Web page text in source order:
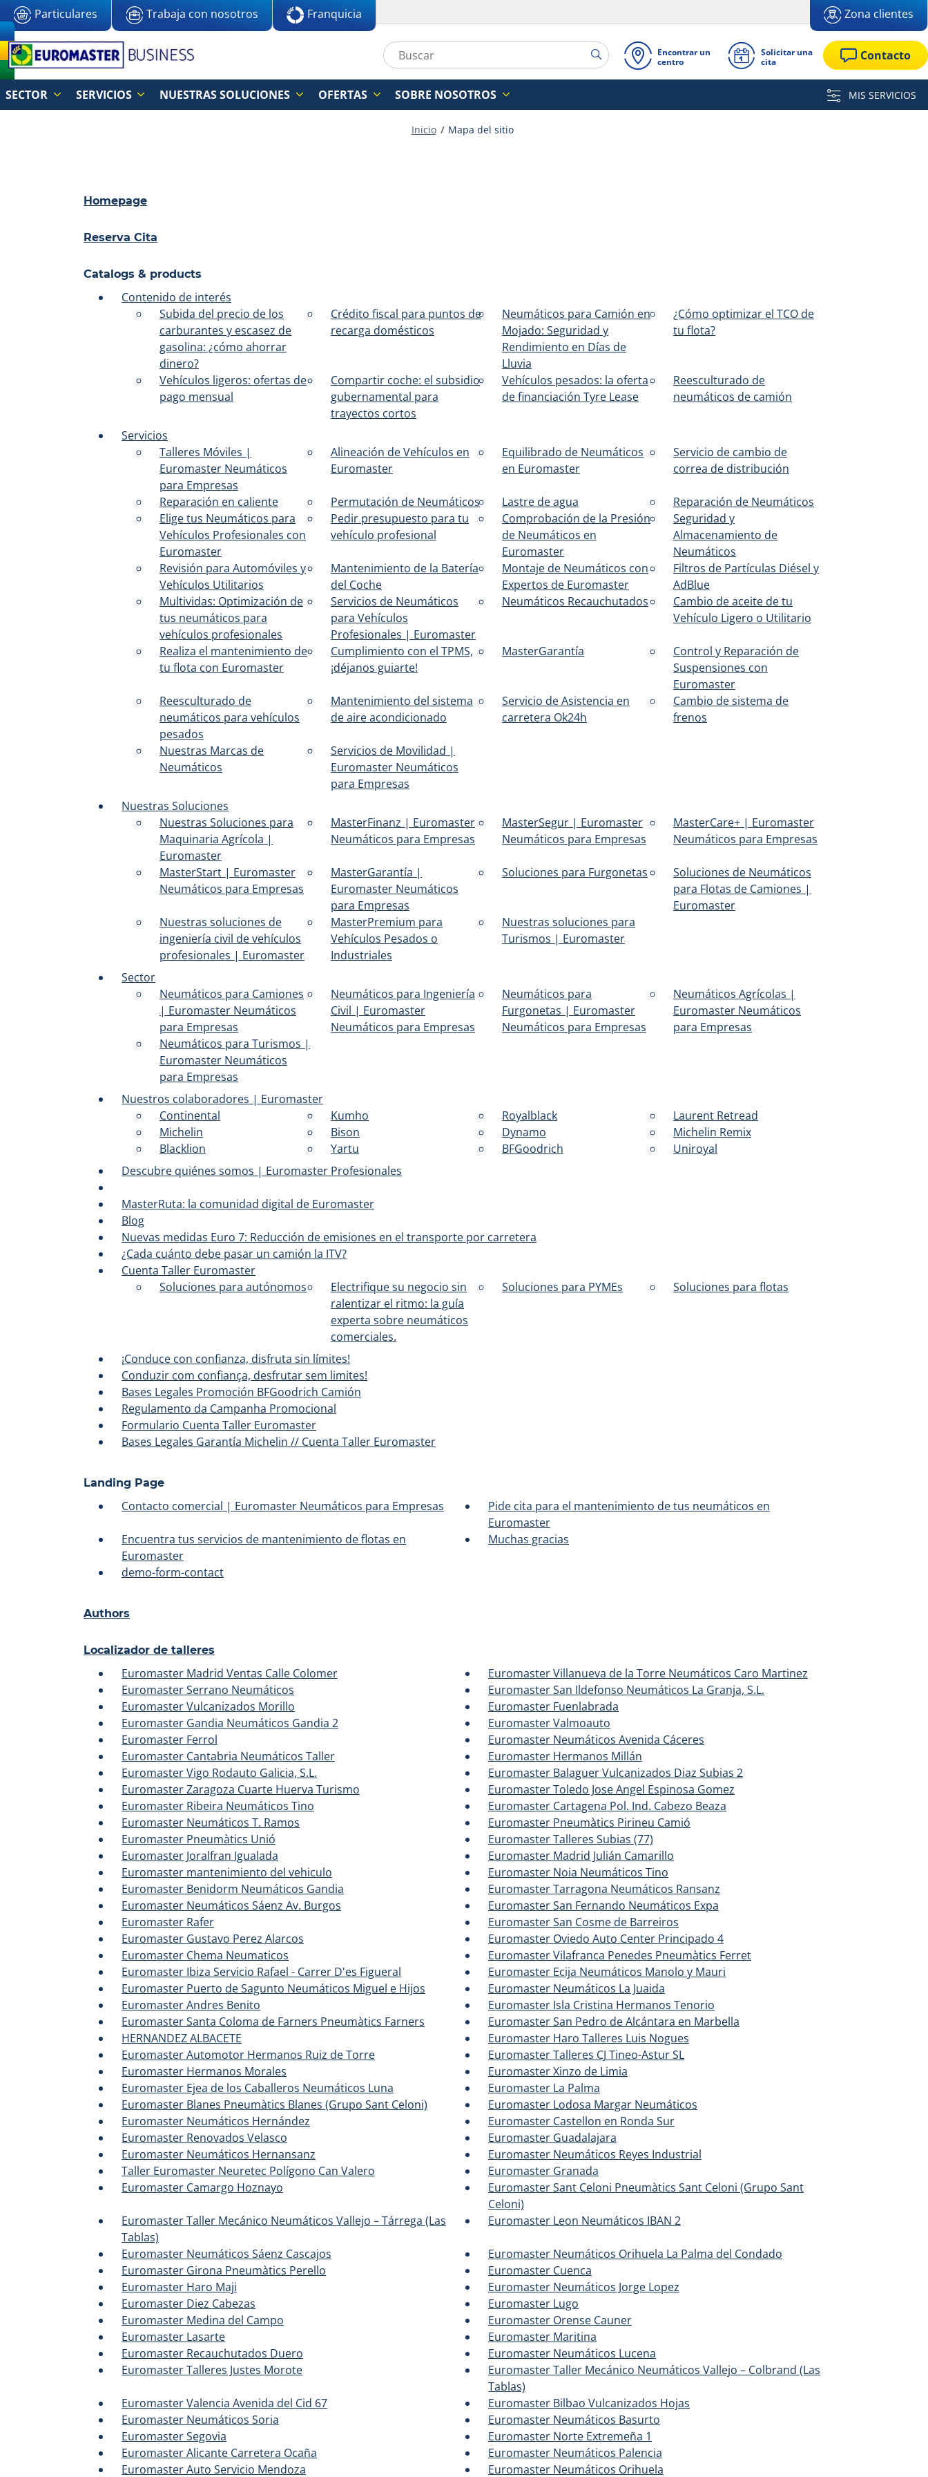
Particulares Trabaja con nosotros Franquicia Zona clientes
Encontrar un
centro
Solicitar una
cita
Contacto
SECTOR SERVICIOS NUESTRAS SOLUCIONES OFERTAS SOBRE NOSOTROS MIS SERVICIOS
Inicio Mapa del sitio
Homepage
Reserva Cita
Catalogs & products
Contenido de interés
Subida del precio de los
carburantes y escasez de
gasolina: ¿cómo ahorrar
dinero?
Crédito fiscal para puntos de
recarga domésticos
Neumáticos para Camión en
Mojado: Seguridad y
Rendimiento en Días de
Lluvia
¿Cómo optimizar el TCO de
tu flota?
Vehículos ligeros: ofertas de
pago mensual
Compartir coche: el subsidio
gubernamental para
trayectos cortos
Vehículos pesados: la oferta
de financiación Tyre Lease
Reesculturado de
neumáticos de camión
Servicios
Talleres Móviles |
Euromaster Neumáticos
para Empresas
Alineación de Vehículos en
Euromaster
Equilibrado de Neumáticos
en Euromaster
Servicio de cambio de
correa de distribución
Reparación en caliente Permutación de Neumáticos Lastre de agua
Reparación de Neumáticos
Elige tus Neumáticos para
Vehículos Profesionales con
Euromaster
Pedir presupuesto para tu
vehículo profesional
Comprobación de la Presión
de Neumáticos en
Euromaster
Seguridad y
Almacenamiento de
Neumáticos
Revisión para Automóviles y
Vehículos Utilitarios
Mantenimiento de la Batería
del Coche
Montaje de Neumáticos con
Expertos de Euromaster
Filtros de Partículas Diésel y
AdBlue
Multividas: Optimización de
tus neumáticos para
vehículos profesionales
Servicios de Neumáticos
para Vehículos
Profesionales | Euromaster
Neumáticos Recauchutados
Cambio de aceite de tu
Vehículo Ligero o Utilitario
Realiza el mantenimiento de
tu flota con Euromaster
Cumplimiento con el TPMS,
¡déjanos guiarte!
MasterGarantía
Control y Reparación de
Suspensiones con
Euromaster
Reesculturado de
neumáticos para vehículos
pesados
Mantenimiento del sistema
de aire acondicionado
Servicio de Asistencia en
carretera Ok24h
Cambio de sistema de
frenos
Nuestras Marcas de
Neumáticos
Servicios de Movilidad |
Euromaster Neumáticos
para Empresas
Nuestras Soluciones
Nuestras Soluciones para
Maquinaria Agrícola |
Euromaster
MasterFinanz | Euromaster
Neumáticos para Empresas
MasterSegur | Euromaster
Neumáticos para Empresas
MasterCare+ | Euromaster
Neumáticos para Empresas
MasterStart | Euromaster
Neumáticos para Empresas
MasterGarantía |
Euromaster Neumáticos
para Empresas
Soluciones para Furgonetas
Soluciones de Neumáticos
para Flotas de Camiones |
Euromaster
Nuestras soluciones de
ingeniería civil de vehículos
profesionales | Euromaster
MasterPremium para
Vehículos Pesados o
Industriales
Nuestras soluciones para
Turismos | Euromaster
Sector
Neumáticos para Camiones
| Euromaster Neumáticos
para Empresas
Neumáticos para Ingeniería
Civil | Euromaster
Neumáticos para Empresas
Neumáticos para
Furgonetas | Euromaster
Neumáticos para Empresas
Neumáticos Agrícolas |
Euromaster Neumáticos
para Empresas
Neumáticos para Turismos |
Euromaster Neumáticos
para Empresas
Nuestros colaboradores | Euromaster
Continental
Kumho Royalblack
Laurent Retread
Michelin
Bison Dynamo
Michelin Remix
Blacklion
Yartu BFGoodrich
Uniroyal
Descubre quiénes somos | Euromaster Profesionales
MasterRuta: la comunidad digital de Euromaster
Blog
Nuevas medidas Euro 7: Reducción de emisiones en el transporte por carretera
¿Cada cuánto debe pasar un camión la ITV?
Cuenta Taller Euromaster
Soluciones para autónomos
Electrifique su negocio sin
ralentizar el ritmo: la guía
experta sobre neumáticos
comerciales.
Soluciones para PYMEs Soluciones para flotas
¡Conduce con confianza, disfruta sin límites!
Conduzir com confiança, desfrutar sem limites!
Bases Legales Promoción BFGoodrich Camión
Regulamento da Campanha Promocional
Formulario Cuenta Taller Euromaster
Bases Legales Garantía Michelin // Cuenta Taller Euromaster
Landing Page
Contacto comercial | Euromaster Neumáticos para Empresas
Pide cita para el mantenimiento de tus neumáticos en
Euromaster
Encuentra tus servicios de mantenimiento de flotas en
Euromaster
Muchas gracias
demo-form-contact
Authors
Localizador de talleres
Euromaster Madrid Ventas Calle Colomer
Euromaster Villanueva de la Torre Neumáticos Caro Martinez
Euromaster Serrano Neumáticos
Euromaster San Ildefonso Neumáticos La Granja, S.L.
Euromaster Vulcanizados Morillo
Euromaster Fuenlabrada
Euromaster Gandia Neumáticos Gandia 2
Euromaster Valmoauto
Euromaster Ferrol
Euromaster Neumáticos Avenida Cáceres
Euromaster Cantabria Neumáticos Taller
Euromaster Hermanos Millán
Euromaster Vigo Rodauto Galicia, S.L.
Euromaster Balaguer Vulcanizados Diaz Subias 2
Euromaster Zaragoza Cuarte Huerva Turismo
Euromaster Toledo Jose Angel Espinosa Gomez
Euromaster Ribeira Neumáticos Tino
Euromaster Cartagena Pol. Ind. Cabezo Beaza
Euromaster Neumáticos T. Ramos
Euromaster Pneumàtics Pirineu Camió
Euromaster Pneumàtics Unió
Euromaster Talleres Subias (77)
Euromaster Joralfran Igualada
Euromaster Madrid Julián Camarillo
Euromaster mantenimiento del vehiculo
Euromaster Noia Neumáticos Tino
Euromaster Benidorm Neumáticos Gandia
Euromaster Tarragona Neumáticos Ransanz
Euromaster Neumáticos Sáenz Av. Burgos
Euromaster San Fernando Neumáticos Expa
Euromaster Rafer
Euromaster San Cosme de Barreiros
Euromaster Gustavo Perez Alarcos
Euromaster Oviedo Auto Center Principado 4
Euromaster Chema Neumaticos
Euromaster Vilafranca Penedes Pneumàtics Ferret
Euromaster Ibiza Servicio Rafael - Carrer D'es Figueral
Euromaster Ecija Neumáticos Manolo y Mauri
Euromaster Puerto de Sagunto Neumáticos Miguel e Hijos
Euromaster Neumáticos La Juaida
Euromaster Andres Benito
Euromaster Isla Cristina Hermanos Tenorio
Euromaster Santa Coloma de Farners Pneumàtics Farners
Euromaster San Pedro de Alcántara en Marbella
HERNANDEZ ALBACETE
Euromaster Haro Talleres Luis Nogues
Euromaster Automotor Hermanos Ruiz de Torre
Euromaster Talleres CJ Tineo-Astur SL
Euromaster Hermanos Morales
Euromaster Xinzo de Limia
Euromaster Ejea de los Caballeros Neumáticos Luna
Euromaster La Palma
Euromaster Blanes Pneumàtics Blanes (Grupo Sant Celoni)
Euromaster Lodosa Margar Neumáticos
Euromaster Neumáticos Hernández
Euromaster Castellon en Ronda Sur
Euromaster Renovados Velasco
Euromaster Guadalajara
Euromaster Neumáticos Hernansanz
Euromaster Neumáticos Reyes Industrial
Taller Euromaster Neuretec Polígono Can Valero
Euromaster Granada
Euromaster Camargo Hoznayo
Euromaster Sant Celoni Pneumàtics Sant Celoni (Grupo Sant
Celoni)
Euromaster Taller Mecánico Neumáticos Vallejo – Tárrega (Las
Tablas)
Euromaster Leon Neumáticos IBAN 2
Euromaster Neumáticos Sáenz Cascajos
Euromaster Neumáticos Orihuela La Palma del Condado
Euromaster Girona Pneumàtics Perello
Euromaster Cuenca
Euromaster Haro Maji
Euromaster Neumáticos Jorge Lopez
Euromaster Diez Cabezas
Euromaster Lugo
Euromaster Medina del Campo
Euromaster Orense Cauner
Euromaster Lasarte
Euromaster Maritina
Euromaster Recauchutados Duero
Euromaster Neumáticos Lucena
Euromaster Talleres Justes Morote
Euromaster Taller Mecánico Neumáticos Vallejo – Colbrand (Las
Tablas)
Euromaster Valencia Avenida del Cid 67
Euromaster Bilbao Vulcanizados Hojas
Euromaster Neumáticos Soria
Euromaster Neumáticos Basurto
Euromaster Segovia
Euromaster Norte Extremeña 1
Euromaster Alicante Carretera Ocaña
Euromaster Neumáticos Palencia
Euromaster Auto Servicio Mendoza
Euromaster Neumáticos Orihuela